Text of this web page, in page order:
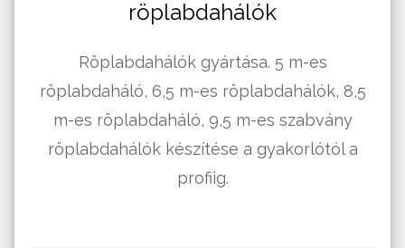
röplabdahálók
Röplabdahálók gyártása. 5 m-es
röplabdaháló, 6,5 m-es röplabdahálók, 8,5
m-es röplabdaháló, 9,5 m-es szabvány
röplabdahálók készí­tése a gyakorlótól a
profiig.